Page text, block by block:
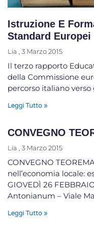
Istruzione E
Standard Europei
Lia 3 Marzo 2015
Il terzo rapporto
della Commissione
percorso italiano verso
Leggi Tutto »
CONVEGNO
Lia 3 Marzo 2015
CONVEGNO
nell’economia locale:
GIOVEDÌ 26
Antonianum – Viale
Leggi Tutto »